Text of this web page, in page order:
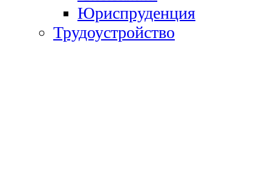
Юриспруденция
Трудоустройство